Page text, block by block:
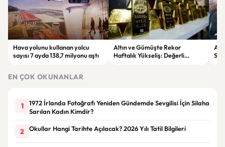
Hava yolunu kullanan yolcu
sayısı 7 ayda 138,7 milyonu aştı
Altın ve Gümüşte Rekor
Haftalık Yükseliş: Değerli
EN ÇOK OKUNANLAR
1
1972 İrlanda Fotoğrafı Yeniden Gündemde Sevgilisi İçin Silaha
Sarılan Kadın Kimdir?
2 Okullar Hangi Tarihte Açılacak? 2026 Yılı Tatil Bilgileri